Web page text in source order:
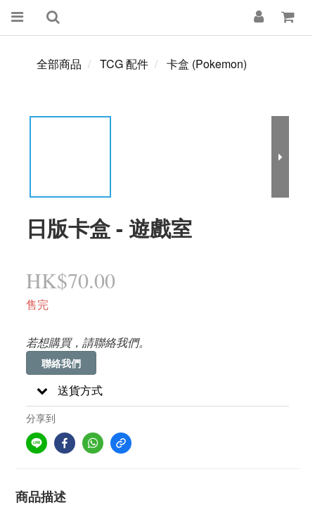
全部商品 TCG 配件 卡盒 (Pokemon)
日版卡盒 - 遊戲室
HK$70.00
售完
若想購買，請聯絡我們。
聯絡我們
送貨方式
分享到
商品描述